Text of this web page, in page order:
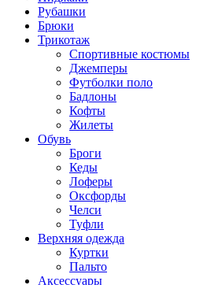
Рубашки
Брюки
Трикотаж
Спортивные костюмы
Джемперы
Футболки поло
Бадлоны
Кофты
Жилеты
Обувь
Броги
Кеды
Лоферы
Оксфорды
Челси
Туфли
Верхняя одежда
Куртки
Пальто
Аксессуары